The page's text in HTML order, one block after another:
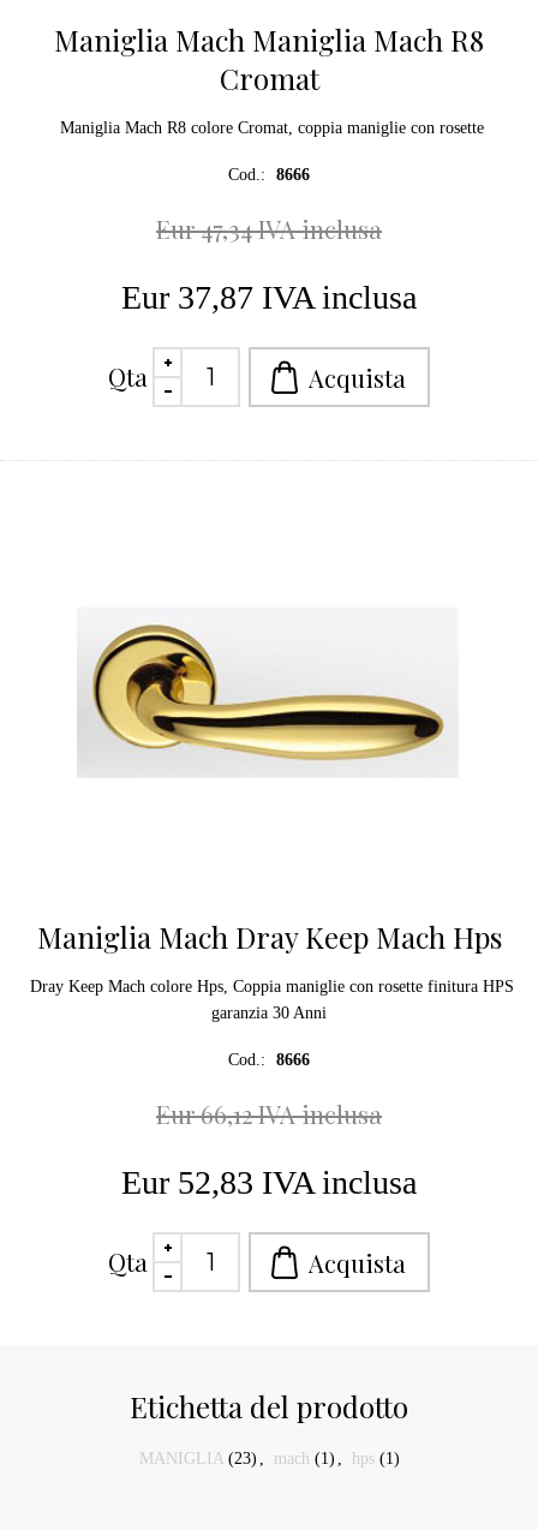
Maniglia Mach Maniglia Mach R8
Cromat
Maniglia Mach R8 colore Cromat, coppia maniglie con rosette
Cod.: 8666
Eur 47,34 IVA inclusa
Eur 37,87 IVA inclusa
Qta
Maniglia Mach Dray Keep Mach Hps
Dray Keep Mach colore Hps, Coppia maniglie con rosette finitura HPS
garanzia 30 Anni
Cod.: 8666
Eur 66,12 IVA inclusa
Eur 52,83 IVA inclusa
Qta
Etichetta del prodotto
MANIGLIA (23) , mach (1) , hps (1)